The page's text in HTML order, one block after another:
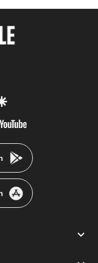
google
youtube-